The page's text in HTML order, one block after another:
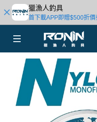
獵漁人釣具
首下載APP即贈$500折價